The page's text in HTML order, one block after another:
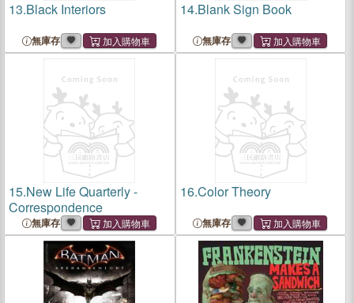
13.Black Interiors
無庫存
14.Blank Sign Book
無庫存
15.New Life Quarterly -
Correspondence
無庫存
16.Color Theory
無庫存